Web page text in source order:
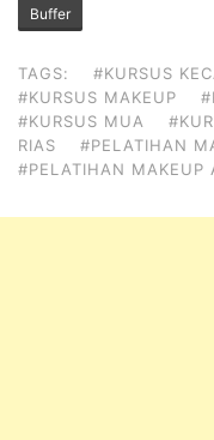
Buffer
TAGS: #KURSUS
#KURSUS MAKEUP
#KURSUS MUA
RIAS
#PELATIHAN
#PELATIHAN MAKEUP